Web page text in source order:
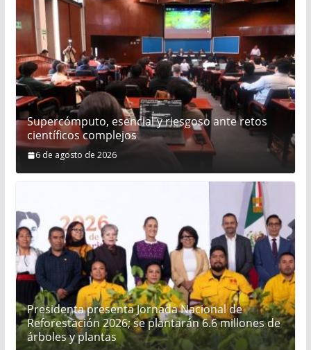
Supercómputo, esencial y riesgoso ante retos
científicos complejos
6 de agosto de 2026
Presidenta presenta Jornada Nacional de
Reforestación 2026; se plantarán 6.6 millones de
árboles y plantas